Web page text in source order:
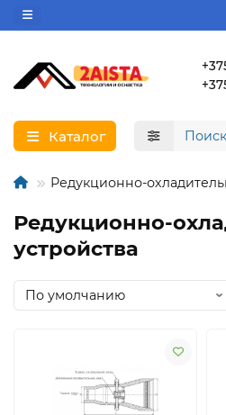
Каталог
Редукционно-
Редукционно-
устройства